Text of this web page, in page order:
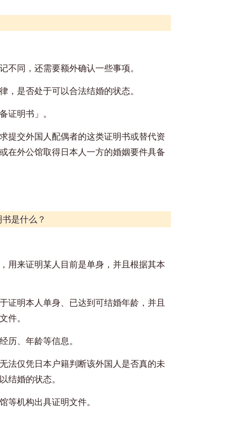
不同，还需要额外确认一些事项。
，是否处于可以合法结婚的状态。
证明书」。
提交外国人配偶者的这类证明书或替代资
在外公馆取得日本人一方的婚姻要件具备
是什么？
用来证明某人目前是单身，并且根据其本
证明本人单身、已达到可结婚年龄，并且
件。
历、年龄等信息。
法仅凭日本户籍判断该外国人是否真的未
结婚的状态。
等机构出具证明文件。